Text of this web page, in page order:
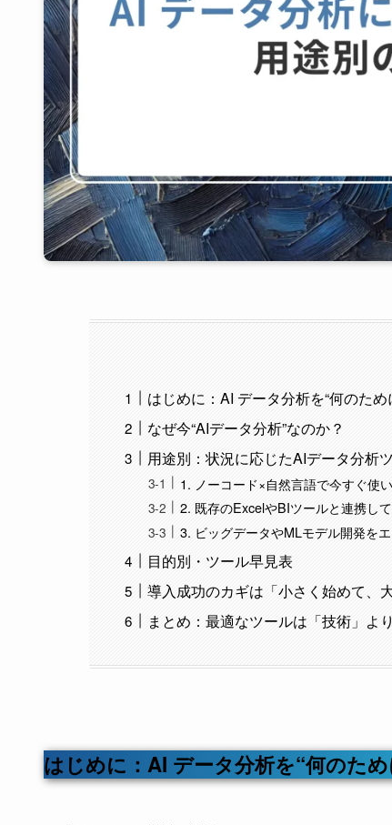
はじめに：AI データ分析を“何のため
なぜ今“AIデータ分析”なのか？
用途別：状況に応じたAIデータ分析
1. ノーコード×自然言語で今すぐ使
2. 既存のExcelやBIツールと連携し
3. ビッグデータやMLモデル開発を
目的別・ツール早見表
導入成功のカギは「小さく始めて、
まとめ：最適なツールは「技術」よ
はじめに：AI データ分析を“何のため